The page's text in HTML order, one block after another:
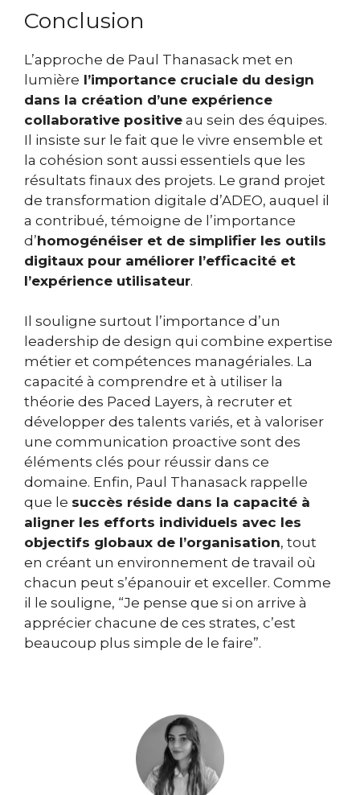
Conclusion
L’approche de Paul Thanasack met en
lumière l’importance cruciale du design
dans la création d’une expérience
collaborative positive au sein des équipes.
Il insiste sur le fait que le vivre ensemble et
la cohésion sont aussi essentiels que les
résultats finaux des projets. Le grand projet
de transformation digitale d’ADEO, auquel il
a contribué, témoigne de l’importance
d’homogénéiser et de simplifier les outils
digitaux pour améliorer l’efficacité et
l’expérience utilisateur.
Il souligne surtout l’importance d’un
leadership de design qui combine expertise
métier et compétences managériales. La
capacité à comprendre et à utiliser la
théorie des Paced Layers, à recruter et
développer des talents variés, et à valoriser
une communication proactive sont des
éléments clés pour réussir dans ce
domaine. Enfin, Paul Thanasack rappelle
que le succès réside dans la capacité à
aligner les efforts individuels avec les
objectifs globaux de l’organisation, tout
en créant un environnement de travail où
chacun peut s’épanouir et exceller. Comme
il le souligne, “Je pense que si on arrive à
apprécier chacune de ces strates, c’est
beaucoup plus simple de le faire”.